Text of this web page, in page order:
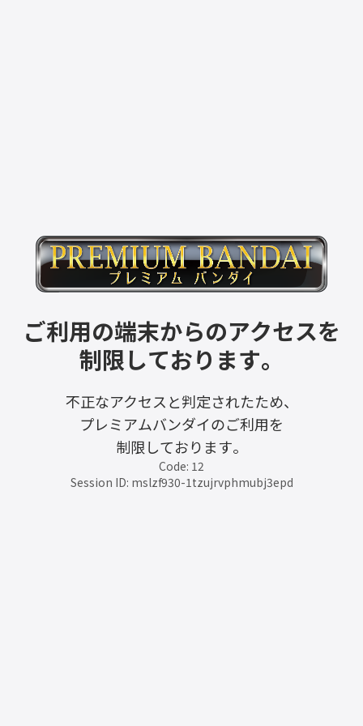
ご利用の端末からのアクセスを
制限しております。
不正なアクセスと判定されたため、
プレミアムバンダイのご利用を
制限しております。
Code: 12
Session ID: mslzf930-1tzujrvphmubj3epd